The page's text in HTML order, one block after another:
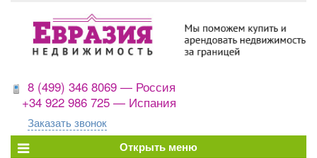
8 (499) 346 8069 — Россия
+34 922 986 725 — Испания
Заказать звонок